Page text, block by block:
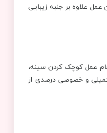
علاوه بر جنبه زیبایی
عمل کوچک کردن سینه،
و خصوصی درصدی از